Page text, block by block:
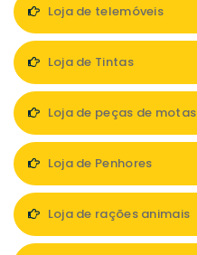
Loja de telemóveis
Loja de Tintas
Loja de peças de motas
Loja de Penhores
Loja de rações animais